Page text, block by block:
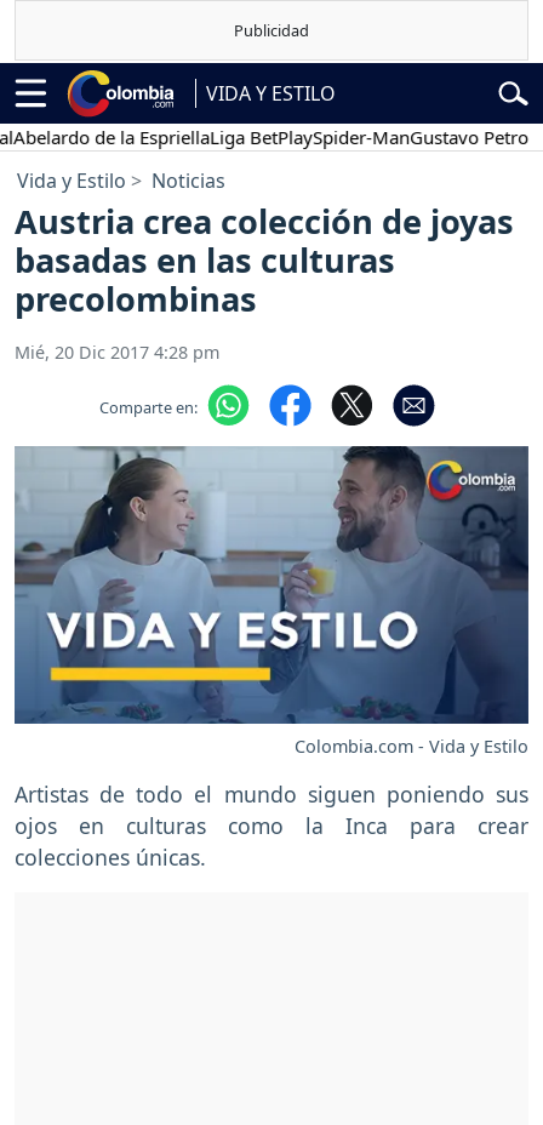
VIDA Y ESTILO
de la EspriellaLiga BetPlaySpider-ManGustavo Petro
Vida y Estilo Noticias
Austria crea colección de joyas
basadas en las culturas
precolombinas
Mié, 20 Dic 2017 4:28 pm
Comparte en:
Colombia.com - Vida y Estilo
Artistas de todo el mundo siguen poniendo sus
ojos en culturas como la Inca para crear
colecciones únicas.